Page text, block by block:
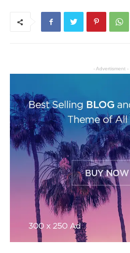
- Advertisment -